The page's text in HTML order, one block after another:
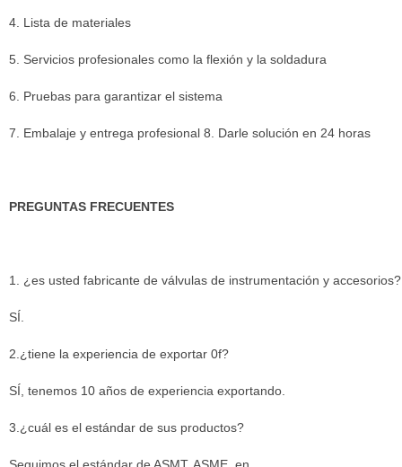
4. Lista de materiales
5. Servicios profesionales como la flexión y la soldadura
6. Pruebas para garantizar el sistema
7. Embalaje y entrega profesional 8. Darle solución en 24 horas
PREGUNTAS FRECUENTES
1. ¿es usted fabricante de válvulas de instrumentación y accesorios?
SÍ.
2.¿tiene la experiencia de exportar 0f?
SÍ tenemos 10 años de experiencia exportando.
3.¿cuál es el estándar de sus productos?